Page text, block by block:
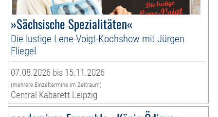
»Sächsische Spezialitäten«
Die lustige Lene-Voigt-Kochshow mit Jürgen
Fliegel
07.08.2026 bis 15.11.2026
(mehrere Einzeltermine im Zeitraum)
Central Kabarett Leipzig